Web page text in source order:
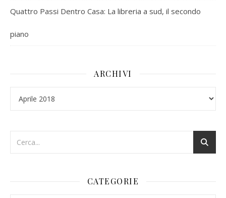
Quattro Passi Dentro Casa: La libreria a sud, il secondo
piano
ARCHIVI
CATEGORIE